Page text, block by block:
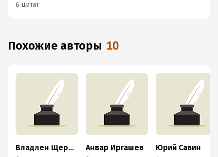
6 цитат
Похожие авторы 10
Владлен Щербаков Анвар Иргашев Юрий Савин